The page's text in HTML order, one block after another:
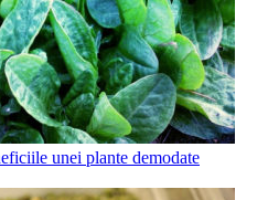
unei plante demodate